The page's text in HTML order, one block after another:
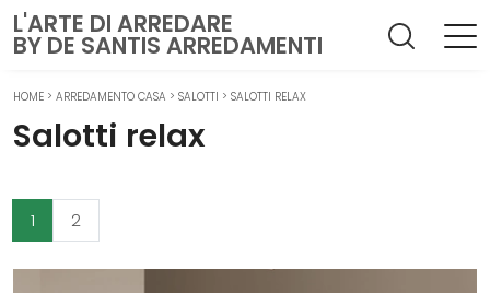
L'ARTE DI ARREDARE
BY DE SANTIS ARREDAMENTI
HOME > ARREDAMENTO CASA > SALOTTI > SALOTTI RELAX
Salotti relax
1 2